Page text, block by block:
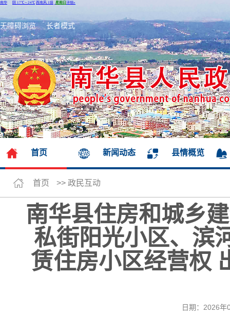
无障碍浏览 长者模式
首页 新闻动态 县情概览
首页 >> 政民互动
南华县住房和城乡
私街阳光小区、滨
赁住房小区经营权
日期：2026